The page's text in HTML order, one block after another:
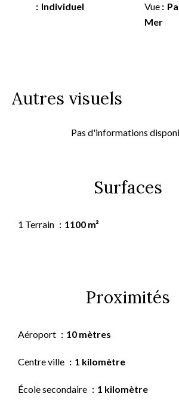
Individuel
Vue
Mer
Autres visuels
Pas d'informations
Surfaces
1 Terrain 1100 m²
Proximités
Aéroport 10 mètres
Centre ville 1 kilomètre
École secondaire 1 kilomètre